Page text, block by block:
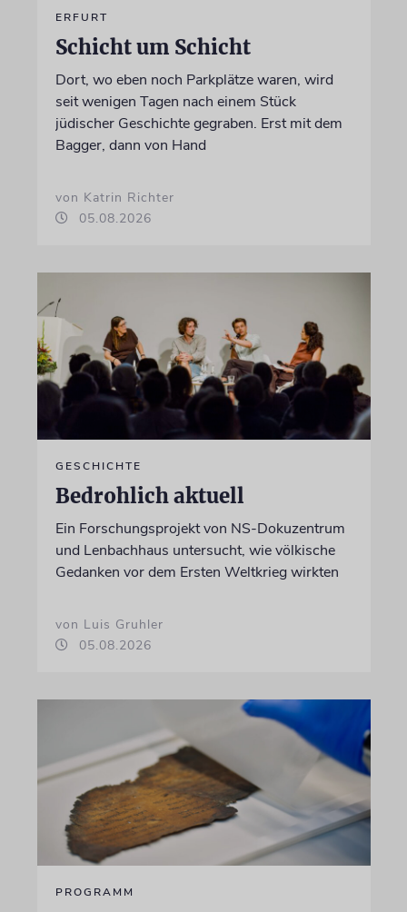
ERFURT
Schicht um Schicht
Dort, wo eben noch Parkplätze waren, wird
seit wenigen Tagen nach einem Stück
jüdischer Geschichte gegraben. Erst mit dem
Bagger, dann von Hand
von Katrin Richter
05.08.2026
GESCHICHTE
Bedrohlich aktuell
Ein Forschungsprojekt von NS-Dokuzentrum
und Lenbachhaus untersucht, wie völkische
Gedanken vor dem Ersten Weltkrieg wirkten
von Luis Gruhler
05.08.2026
PROGRAMM